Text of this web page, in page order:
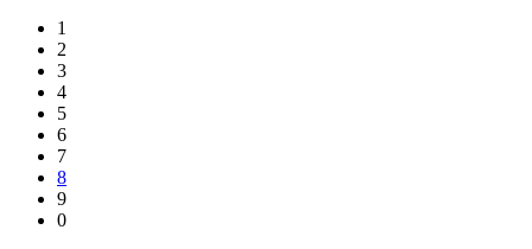
1
2
3
4
5
6
7
8
9
0